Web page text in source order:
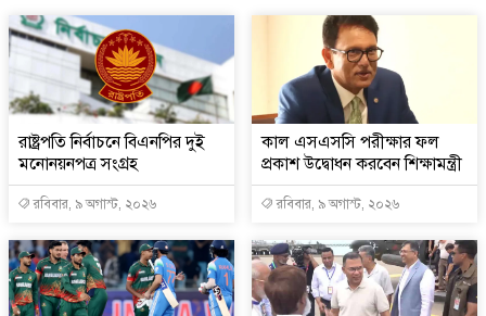
রাষ্ট্রপতি নির্বাচনে বিএনপির দুই
মনোনয়নপত্র সংগ্রহ
রবিবার, ৯ অগাস্ট, ২০২৬
কাল এসএসসি পরীক্ষার ফল
প্রকাশ উদ্বোধন করবেন শিক্ষামন্ত্রী
রবিবার, ৯ অগাস্ট, ২০২৬